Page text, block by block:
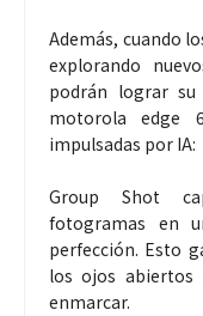
Además, cuando
explorando
podrán lograr
motorola edge
impulsadas por IA:
Group Shot
fotogramas en
perfección. Esto
los ojos abiertos
enmarcar.